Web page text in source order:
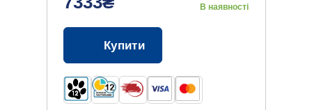
В наявності
Купити